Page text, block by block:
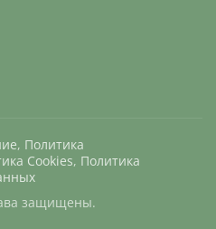
, Политика
Cookies, Политика
защищены.